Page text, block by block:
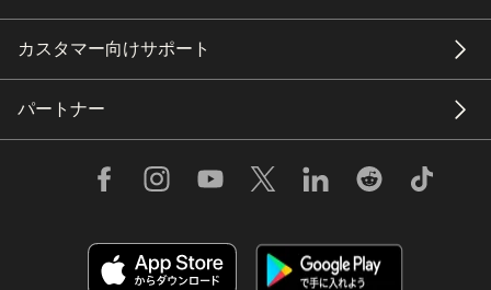
カスタマー向けサポート
パートナー